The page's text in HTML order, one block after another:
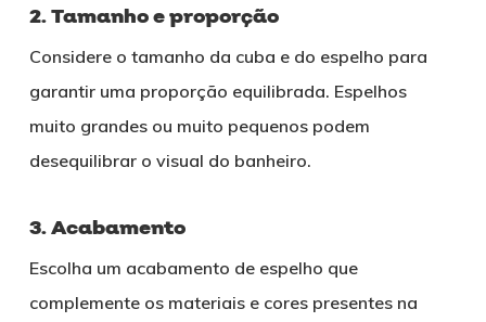
2. Tamanho e proporção
Considere o tamanho da cuba e do espelho para
garantir uma proporção equilibrada. Espelhos
muito grandes ou muito pequenos podem
desequilibrar o visual do banheiro.
3. Acabamento
Escolha um acabamento de espelho que
complemente os materiais e cores presentes na